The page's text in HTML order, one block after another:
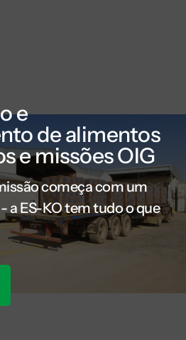
e
de alimentos
e missões OIG
começa com um
a ES-KO tem tudo o que